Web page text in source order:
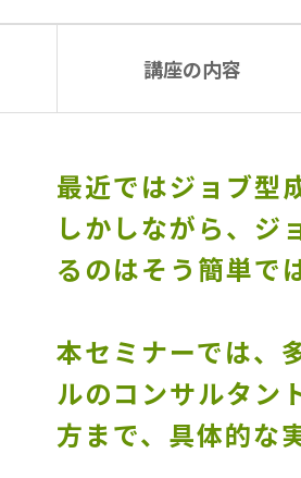
講座の内容
最近ではジョブ型
しかしながら、
るのはそう簡単で
本セミナーでは、
ルのコンサルタン
方まで、具体的な